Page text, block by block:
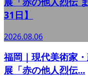
31日】
2026.08.06
福岡｜現代美術家
展「赤の他人烈伝...